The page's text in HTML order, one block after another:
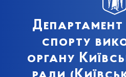
спорту
органу